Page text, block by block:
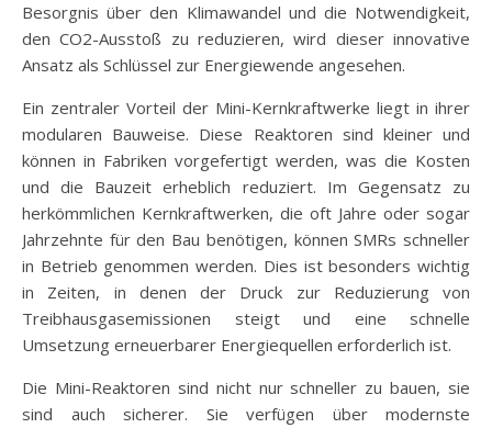
Besorgnis über den Klimawandel und die Notwendigkeit,
den CO2-Ausstoß zu reduzieren, wird dieser innovative
Ansatz als Schlüssel zur Energiewende angesehen.
Ein zentraler Vorteil der Mini-Kernkraftwerke liegt in ihrer
modularen Bauweise. Diese Reaktoren sind kleiner und
können in Fabriken vorgefertigt werden, was die Kosten
und die Bauzeit erheblich reduziert. Im Gegensatz zu
herkömmlichen Kernkraftwerken, die oft Jahre oder sogar
Jahrzehnte für den Bau benötigen, können SMRs schneller
in Betrieb genommen werden. Dies ist besonders wichtig
in Zeiten, in denen der Druck zur Reduzierung von
Treibhausgasemissionen steigt und eine schnelle
Umsetzung erneuerbarer Energiequellen erforderlich ist.
Die Mini-Reaktoren sind nicht nur schneller zu bauen, sie
sind auch sicherer. Sie verfügen über modernste